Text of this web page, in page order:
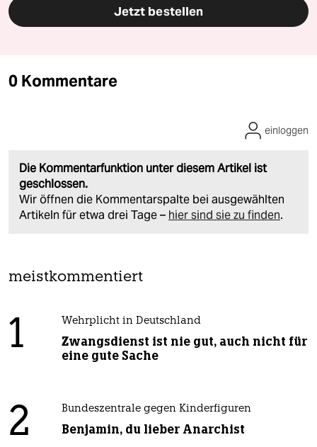
Jetzt bestellen
0 Kommentare
Die Kommentarfunktion unter diesem Artikel ist
geschlossen.
Wir öffnen die Kommentarspalte bei ausgewählten
Artikeln für etwa drei Tage – hier sind sie zu finden.
einloggen
meistkommentiert
1 Wehrplicht in Deutschland
Zwangsdienst ist nie gut, auch nicht für
eine gute Sache
2 Bundeszentrale gegen Kinderfiguren
Benjamin, du lieber Anarchist